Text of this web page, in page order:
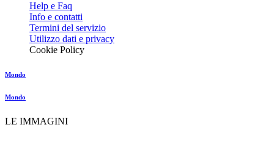
Help e Faq
Info e contatti
Termini del servizio
Utilizzo dati e privacy
Cookie Policy
Mondo
Mondo
LE IMMAGINI